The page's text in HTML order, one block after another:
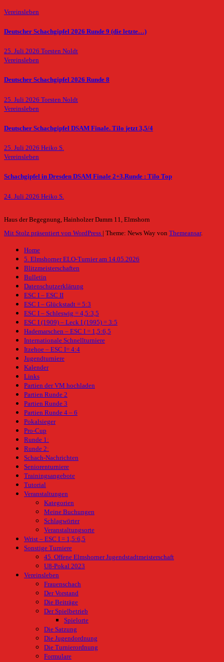
Vereinsleben
Deutscher Schachgipfel 2026 Runde 9 (die letzte…)
25. Juli 2026 Torsten Noldt
Vereinsleben
Deutscher Schachgipfel 2026 Runde 8
25. Juli 2026 Torsten Noldt
Vereinsleben
Deutscher Schachgipfel DSAM Finale. Tilo jetzt 3,5/4
25. Juli 2026 Heiko S.
Vereinsleben
Schachgipfel in Dresden DSAM Finale 2+3.Runde : Tilo Top
24. Juli 2026 Heiko S.
Haus der Begegnung, Hainholzer Damm 11, Elmshorn
Mit Stolz präsentiert von WordPress
Theme: News Way von Themeansar.
Home
5. Elmshorner ELO-Turnier am 14.05.2026
Blitzmeisterschaften
Bulletin
Datenschutzerklärung
ESC I – ESC II
ESC I – Glückstadt = 5:3
ESC I – Schleswig = 4,5:3,5
ESC I (1909) – Leck I (1995) = 3:5
Hademarschen – ESC I = 1,5:6,5
Internationale Schnellturniere
Itzehoe – ESC I= 4:4
Jugendturniere
Kalender
Links
Partien der VM hochladen
Partien Runde 2
Partien Runde 3
Partien Runde 4 – 6
Pokalsieger
Pro-Cup
Runde 1:
Runde 2:
Schach-Nachrichten
Seniorenturniere
Trainingsangebote
Tutorial
Veranstaltungen
Kategorien
Meine Buchungen
Schlagwörter
Veranstaltungsorte
Wrist – ESC I = 1,5:6,5
Sonstige Turniere
45. Offene Elmshorner Jugendstadtmeisterschaft
U8-Pokal 2023
Vereinsleben
Frauenschach
Der Vorstand
Die Beiträge
Der Spielbetrieb
Spielorte
Die Satzung
Die Jugendordnung
Die Turnierordnung
Formulare